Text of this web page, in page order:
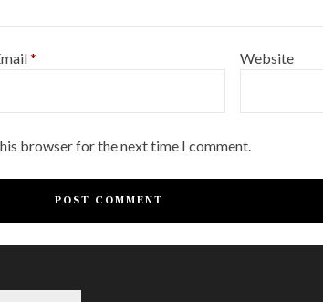
* Website
browser for the next time I comment.